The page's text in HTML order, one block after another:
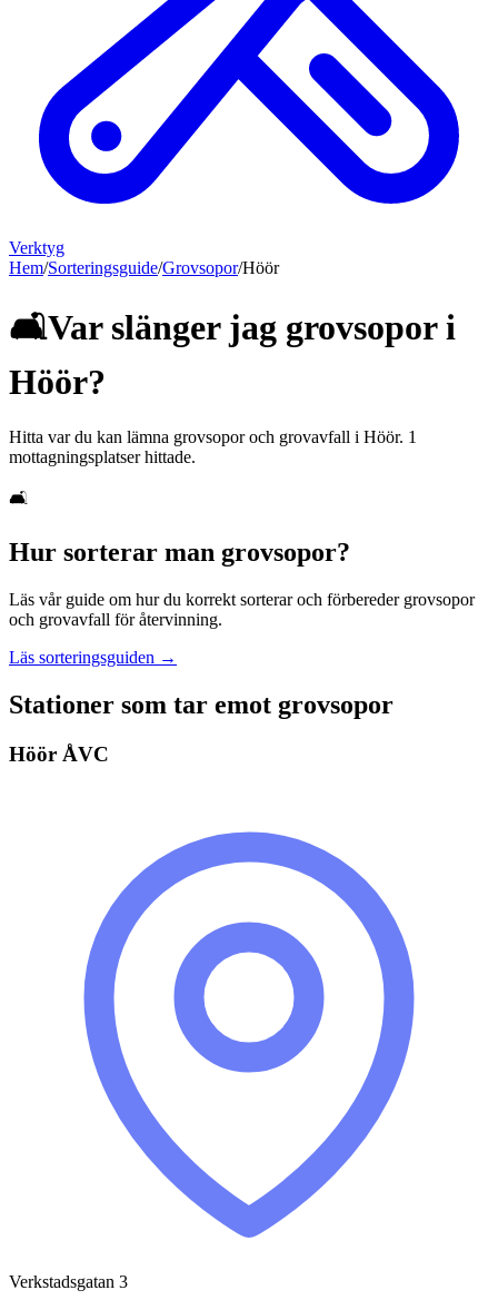
Verktyg
Hem/Sorteringsguide/Grovsopor/Höör
🛋️Var slänger jag grovsopori
Höör?
Hitta var du kan lämna grovsopor och grovavfall i Höör. 1
mottagningsplatser hittade.
🛋️
Hur sorterar man grovsopor?
Läs vår guide om hur du korrekt sorterar och förbereder grovsopor
och grovavfall för återvinning.
Läs sorteringsguiden →
Stationer som tar emot grovsopor
Höör ÅVC
Verkstadsgatan 3